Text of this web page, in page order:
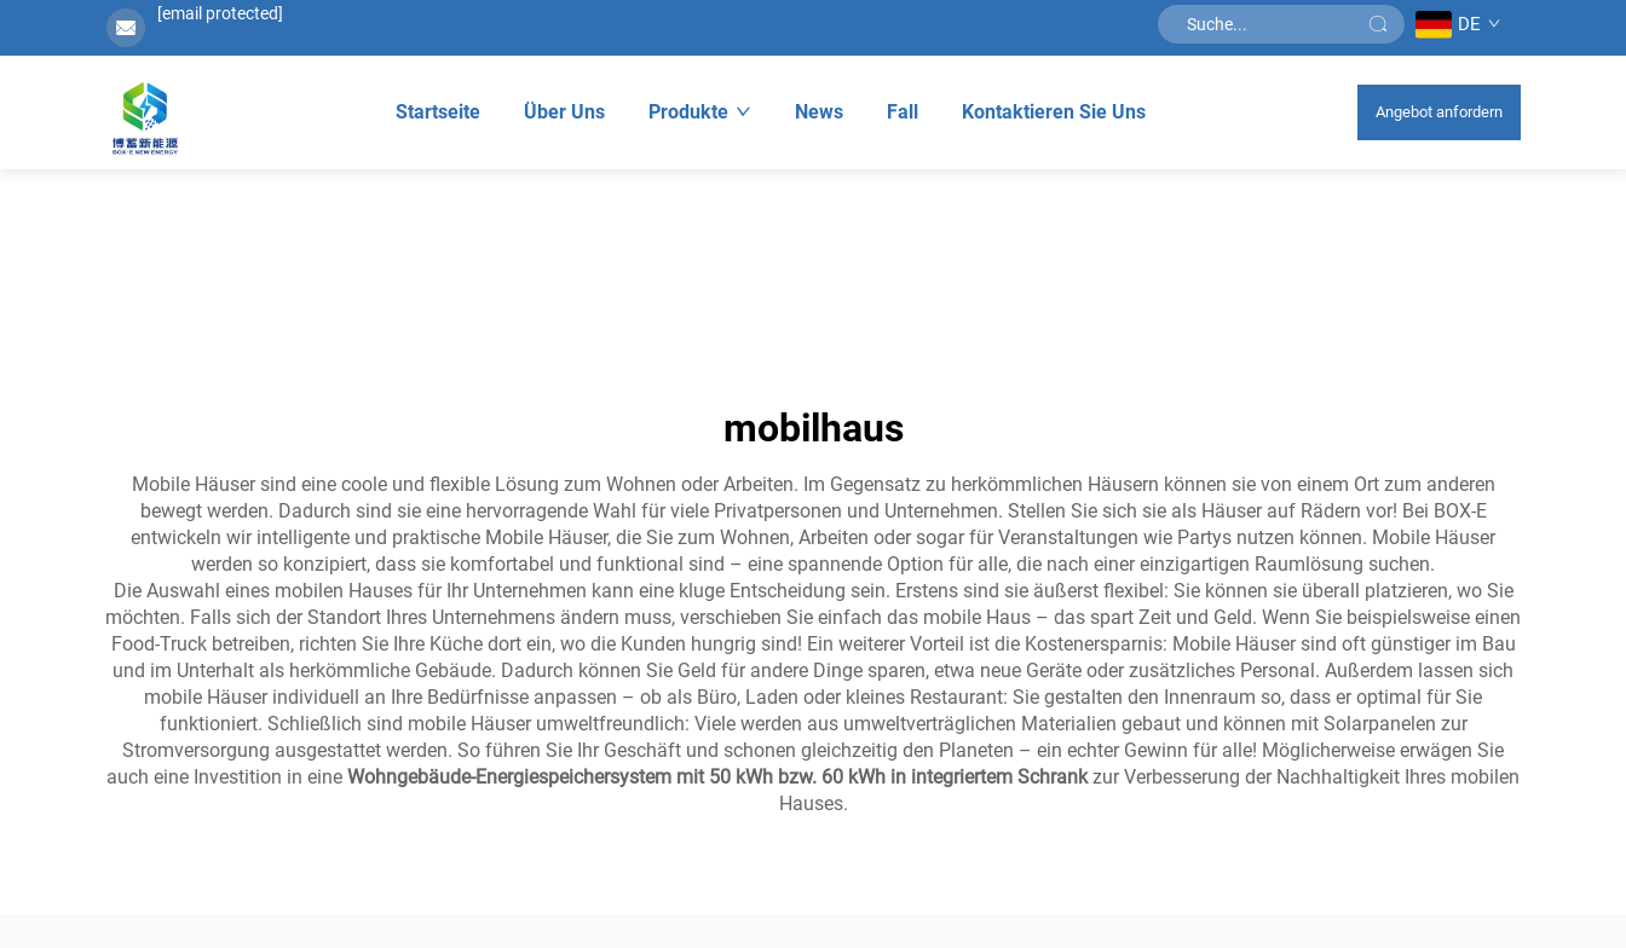
[email protected] DE
Startseite Über Uns Produkte News Fall Kontaktieren Sie Uns Angebot anfordern
mobilhaus
Mobile Häuser sind eine coole und flexible Lösung zum Wohnen oder Arbeiten. Im Gegensatz zu herkömmlichen Häusern können sie von einem Ort zum anderen
bewegt werden. Dadurch sind sie eine hervorragende Wahl für viele Privatpersonen und Unternehmen. Stellen Sie sich sie als Häuser auf Rädern vor! Bei BOX-E
entwickeln wir intelligente und praktische Mobile Häuser, die Sie zum Wohnen, Arbeiten oder sogar für Veranstaltungen wie Partys nutzen können. Mobile Häuser
werden so konzipiert, dass sie komfortabel und funktional sind – eine spannende Option für alle, die nach einer einzigartigen Raumlösung suchen.
Die Auswahl eines mobilen Hauses für Ihr Unternehmen kann eine kluge Entscheidung sein. Erstens sind sie äußerst flexibel: Sie können sie überall platzieren, wo Sie
möchten. Falls sich der Standort Ihres Unternehmens ändern muss, verschieben Sie einfach das mobile Haus – das spart Zeit und Geld. Wenn Sie beispielsweise einen
Food-Truck betreiben, richten Sie Ihre Küche dort ein, wo die Kunden hungrig sind! Ein weiterer Vorteil ist die Kostenersparnis: Mobile Häuser sind oft günstiger im Bau
und im Unterhalt als herkömmliche Gebäude. Dadurch können Sie Geld für andere Dinge sparen, etwa neue Geräte oder zusätzliches Personal. Außerdem lassen sich
mobile Häuser individuell an Ihre Bedürfnisse anpassen – ob als Büro, Laden oder kleines Restaurant: Sie gestalten den Innenraum so, dass er optimal für Sie
funktioniert. Schließlich sind mobile Häuser umweltfreundlich: Viele werden aus umweltverträglichen Materialien gebaut und können mit Solarpanelen zur
Stromversorgung ausgestattet werden. So führen Sie Ihr Geschäft und schonen gleichzeitig den Planeten – ein echter Gewinn für alle! Möglicherweise erwägen Sie
auch eine Investition in eine Wohngebäude-Energiespeichersystem mit 50 kWh bzw. 60 kWh in integriertem Schrankzur Verbesserung der Nachhaltigkeit Ihres mobilen
Hauses.